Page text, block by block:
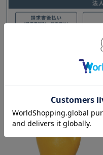
この商品を見た人